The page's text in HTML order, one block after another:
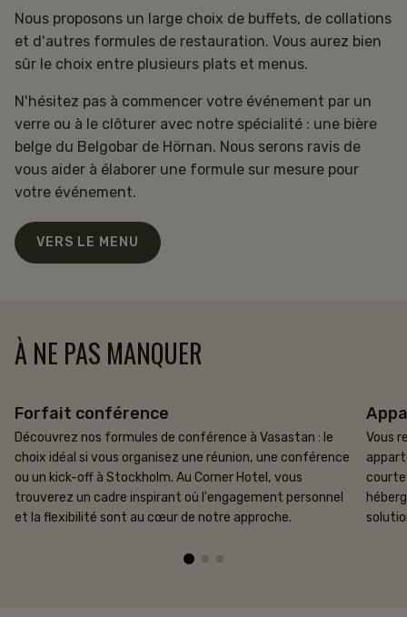
Nous proposons un large choix de buffets, de collations
et d'autres formules de restauration. Vous aurez bien
sûr le choix entre plusieurs plats et menus.
N'hésitez pas à commencer votre événement par un
verre ou à le clôturer avec notre spécialité : une bière
belge du Belgobar de Hörnan. Nous serons ravis de
vous aider à élaborer une formule sur mesure pour
votre événement.
VERS LE MENU
À NE PAS MANQUER
Forfait conférence
Découvrez nos formules de conférence à Vasastan : le
choix idéal si vous organisez une réunion, une conférence
ou un kick-off à Stockholm. Au Corner Hotel, vous
trouverez un cadre inspirant où l'engagement personnel
et la flexibilité sont au cœur de notre approche.
Vous
courte